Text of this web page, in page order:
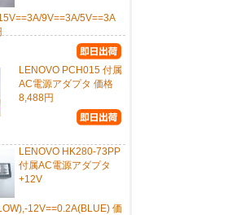
9V==3A/5V==3A
LENOVO PCH015 付属
AC電源アダプタ 価格
8,488円
LENOVO HK280-73PP
付属AC電源アダプタ
+12V
12V==0.2A(BLUE) 価